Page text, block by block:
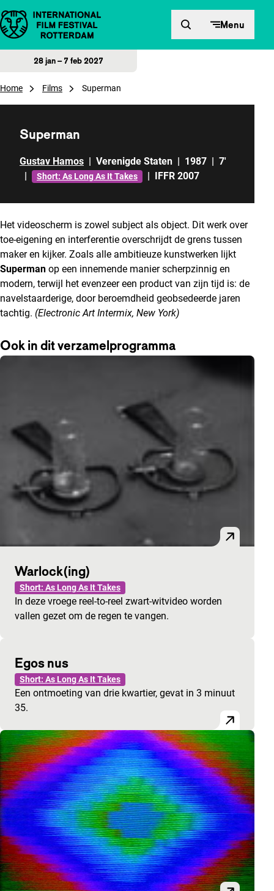
Direct naar inhoud Menu
28 jan – 7 feb 2027
Home Films Superman
Superman
Gustav Hamos | Verenigde Staten | 1987 | 7'
|
Short: As Long As It Takes | IFFR 2007
Het videoscherm is zowel subject als object. Dit werk over
toe-eigening en interferentie overschrijdt de grens tussen
maker en kijker. Zoals alle ambitieuze kunstwerken lijkt
Superman op een innemende manier scherpzinnig en
modern, terwijl het evenzeer een product van zijn tijd is: de
navelstaarderige, door beroemdheid geobsedeerde jaren
tachtig. (Electronic Art Intermix, New York)
Ook in dit verzamelprogramma
Warlock(ing)
Short: As Long As It Takes
In deze vroege reel-to-reel zwart-witvideo worden
vallen gezet om de regen te vangen.
Egos nus
Short: As Long As It Takes
Een ontmoeting van drie kwartier, gevat in 3 minuut
35.